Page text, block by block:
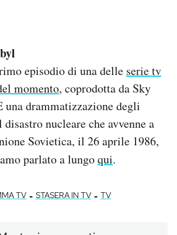
episodio di una delle serie tv
momento, coprodotta da Sky
una drammatizzazione degli
nucleare che avvenne a
Sovietica, il 26 aprile 1986,
parlato a lungoqui.
TV - STASERA IN TV - TV